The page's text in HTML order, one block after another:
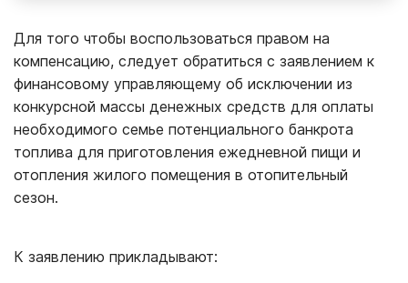
Для того чтобы воспользоваться правом на
компенсацию, следует обратиться с заявлением к
финансовому управляющему об исключении из
конкурсной массы денежных средств для оплаты
необходимого семье потенциального банкрота
топлива для приготовления ежедневной пищи и
отопления жилого помещения в отопительный
сезон.
К заявлению прикладывают: